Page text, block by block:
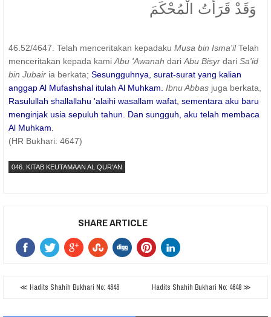
وَقَدْ قَرَأْتُ الْمُحْكَمَ
46.52/4647. Telah menceritakan kepadaku Musa bin Isma'ilTelah
menceritakan kepada kami Abu 'Awanah dari Abu Bisyr dari Sa'id
bin Jubair ia berkata; Sesungguhnya, surat-surat yang kalian
anggap Al Mufashshal itulah Al Muhkam. Ibnu Abbas juga berkata,
Rasulullah shallallahu 'alaihi wasallam wafat, sementara aku baru
menginjak usia sepuluh tahun. Dan sungguh, aku telah membaca
Al Muhkam.
(HR Bukhari: 4647)
046. KITAB KEUTAMAAN AL QUR'AN
SHARE ARTICLE
≪ Hadits Shahih Bukhari No: 4646 Hadits Shahih Bukhari No: 4648 ≫